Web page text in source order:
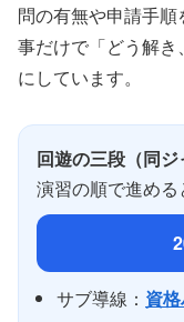
問の有無や申請手
事だけで「どう解
にしています。
回遊の三段（同ジ
演習の順で進める
サブ導線： 資